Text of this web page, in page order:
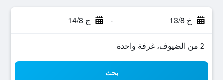
خ 13/8 - ج 14/8
2 من الضيوف، غرفة واحدة
بحث